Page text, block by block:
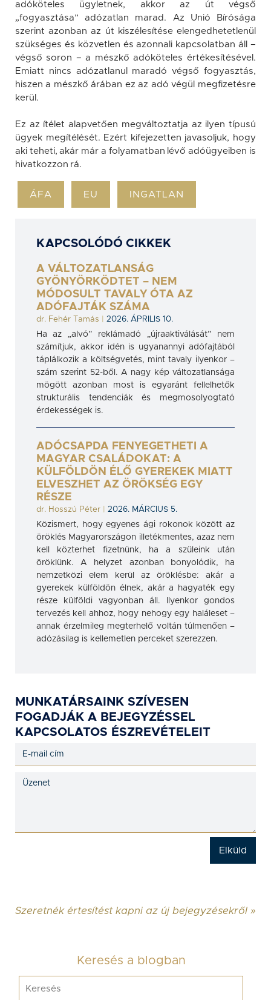
adóköteles ügyletnek, akkor az út végső
„fogyasztása” adózatlan marad. Az Unió Bírósága
szerint azonban az út kiszélesítése elengedhetetlenül
szükséges és közvetlen és azonnali kapcsolatban áll –
végső soron – a mészkő adóköteles értékesítésével.
Emiatt nincs adózatlanul maradó végső fogyasztás,
hiszen a mészkő árában ez az adó végül megfizetésre
kerül.
Ez az ítélet alapvetően megváltoztatja az ilyen típusú
ügyek megítélését. Ezért kifejezetten javasoljuk, hogy
aki teheti, akár már a folyamatban lévő adóügyeiben is
hivatkozzon rá.
ÁFA EU INGATLAN
KAPCSOLÓDÓ CIKKEK
A VÁLTOZATLANSÁG
GYÖNYÖRKÖDTET – NEM
MÓDOSULT TAVALY ÓTA AZ
ADÓFAJTÁK SZÁMA
dr. Fehér Tamás
2026. ÁPRILIS 10.
Ha az „alvó” reklámadó „újraaktiválását” nem
számítjuk, akkor idén is ugyanannyi adófajtából
táplálkozik a költségvetés, mint tavaly ilyenkor –
szám szerint 52-ből. A nagy kép változatlansága
mögött azonban most is egyaránt fellelhetők
strukturális tendenciák és megmosolyogtató
érdekességek is.
ADÓCSAPDA FENYEGETHETI A
MAGYAR CSALÁDOKAT: A
KÜLFÖLDÖN ÉLŐ GYEREKEK MIATT
ELVESZHET AZ ÖRÖKSÉG EGY
RÉSZE
dr. Hosszú Péter
2026. MÁRCIUS 5.
Közismert, hogy egyenes ági rokonok között az
öröklés Magyarországon illetékmentes, azaz nem
kell közterhet fizetnünk, ha a szüleink után
öröklünk. A helyzet azonban bonyolódik, ha
nemzetközi elem kerül az öröklésbe: akár a
gyerekek külföldön élnek, akár a hagyaték egy
része külföldi vagyonban áll. Ilyenkor gondos
tervezés kell ahhoz, hogy nehogy egy haláleset –
annak érzelmileg megterhelő voltán túlmenően –
adózásilag is kellemetlen perceket szerezzen.
MUNKATÁRSAINK SZÍVESEN
FOGADJÁK A BEJEGYZÉSSEL
KAPCSOLATOS ÉSZREVÉTELEIT
Szeretnék értesítést kapni az új bejegyzésekről »
Keresés a blogban